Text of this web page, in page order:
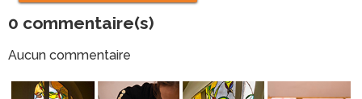
0 commentaire(s)
Aucun commentaire